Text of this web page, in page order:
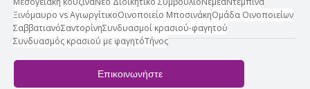
Ξινόμαυρο vs ΑγιωργίτικοΟινοποιείο ΜποσινάκηΟμάδα Οινοποιείων
ΣαββατιανόΣαντορίνηΣυνδυασμοί κρασιού-φαγητού
Συνδυασμός κρασιού με φαγητόΤήνος
Επικοινωνήστε